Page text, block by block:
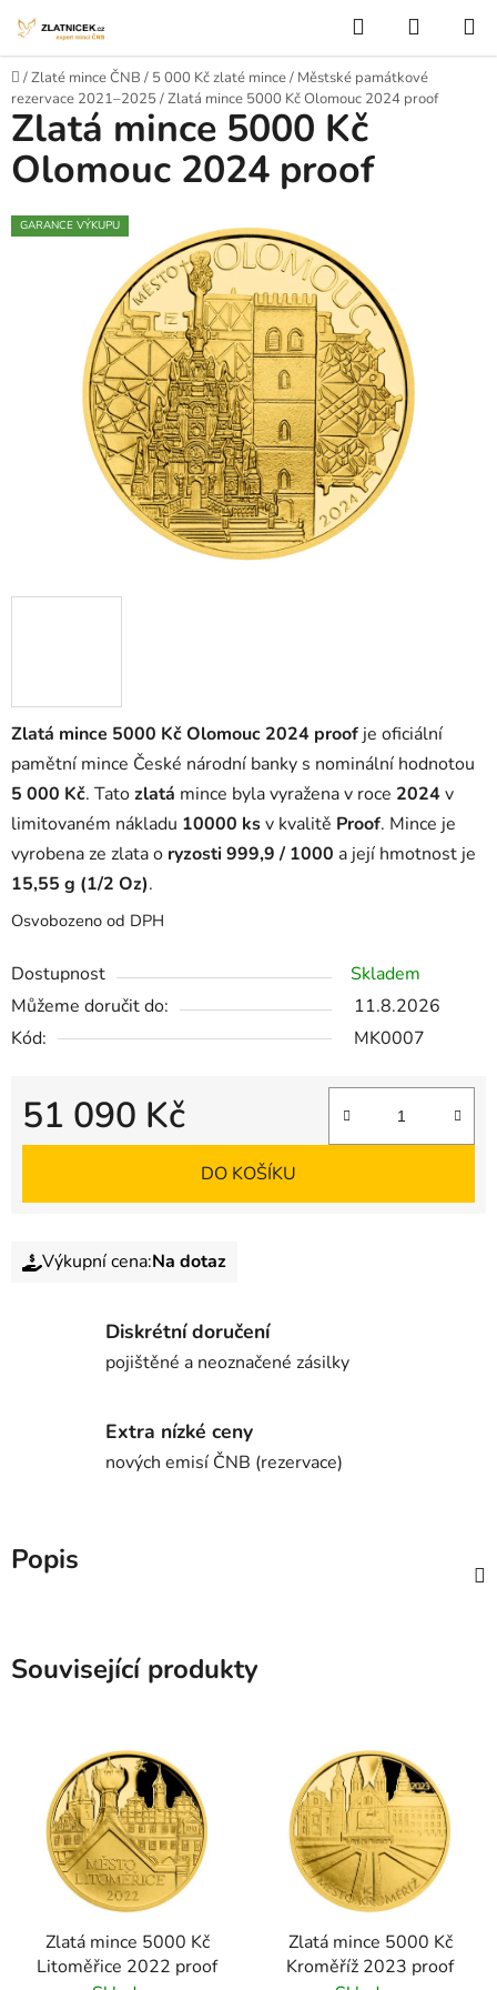
Hledat
Domů
/Zlaté mince ČNB / 5 000 Kč zlaté mince/ Městské památkové
rezervace 2021–2025/Zlatá mince 5000 Kč Olomouc 2024 proof
Zlatá mince 5000 Kč Olomouc 2024 proof je oficiální
pamětní mince České národní banky s nominální hodnotou
5 000 Kč. Tatozlatá mince byla vyražena v roce 2024v
limitovaném nákladu 10000 ksv kvalitě Proof. Mince je
vyrobena ze zlata o ryzosti 999,9 / 1000 a její hmotnost je
15,55 g (1/2 Oz).
Osvobozeno od DPH
Dostupnost
Skladem
Můžeme doručit do:
11.8.2026
Kód:
MK0007
51 090 Kč
DO KOŠÍKU
Výkupní cena:Na dotaz
Zlatá mince 5000 Kč
Olomouc 2024 proof
GARANCE VÝKUPU
Diskrétní doručení
pojištěné a neoznačené zásilky
Extra nízké ceny
nových emisí ČNB (rezervace)
Popis
Související produkty
Zlatá mince 5000 Kč
Litoměřice 2022 proof
Zlatá mince 5000 Kč
Kroměříž 2023 proof